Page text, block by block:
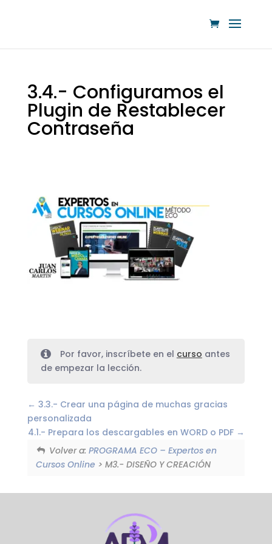
3.4.- Configuramos el
Plugin de Restablecer
Contraseña
Por favor, inscríbete en el curso antes
de empezar la lección.
3.3.- Crear una página de muchas gracias
personalizada
4.1.- Prepara los descargables en WORD o PDF
Volver a:PROGRAMA ECO – Expertos en
Cursos Online > M3.- DISEÑO Y CREACIÓN